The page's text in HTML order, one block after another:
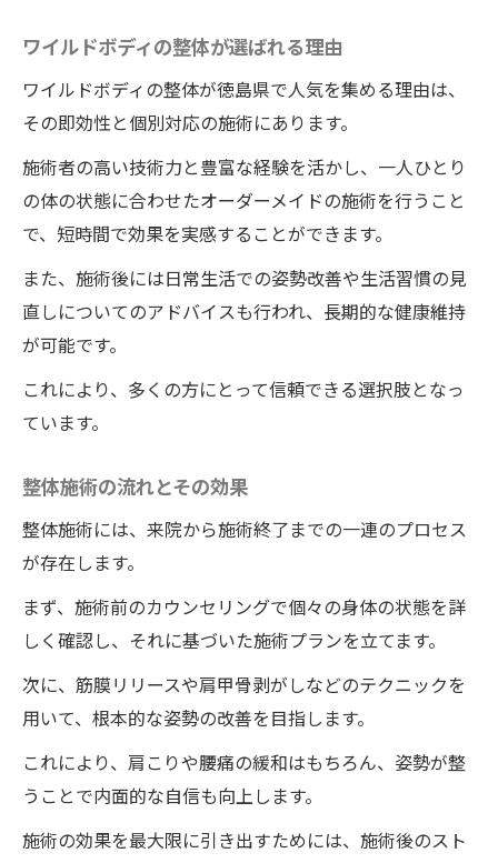
整体院ワイルドボディがもたらす健康効果
の詳細
猫背矯正が健康に与える影響
徳島県の整体選びのポイント
施術後の健康維持法
猫背改善で得られる長期的な健康効果
整体院ワイルドボディで体感する健康革命
整体院ワイルドボディの施術で猫背を克服徳島
県で大人気の施術を体験しよう
猫背改善のための具体的施術法
整体院ワイルドボディで得られるポジティ
ブエフェクト
施術後の身体変化を実感する声
整体を受ける前に知っておくべきこと
ワイルドボディの整体が選ばれる理由
ワイルドボディの整体が徳島県で人気を集める理由は、
その即効性と個別対応の施術にあります。
施術者の高い技術力と豊富な経験を活かし、一人ひとり
の体の状態に合わせたオーダーメイドの施術を行うこと
で、短時間で効果を実感することができます。
また、施術後には日常生活での姿勢改善や生活習慣の見
直しについてのアドバイスも行われ、長期的な健康維持
が可能です。
これにより、多くの方にとって信頼できる選択肢となっ
ています。
整体施術の流れとその効果
整体施術には、来院から施術終了までの一連のプロセス
が存在します。
まず、施術前のカウンセリングで個々の身体の状態を詳
しく確認し、それに基づいた施術プランを立てます。
次に、筋膜リリースや肩甲骨剥がしなどのテクニックを
用いて、根本的な姿勢の改善を目指します。
これにより、肩こりや腰痛の緩和はもちろん、姿勢が整
うことで内面的な自信も向上します。
施術の効果を最大限に引き出すためには、施術後のスト